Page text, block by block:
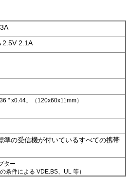
2.5V 2.1A
" x0.44」（120x60x11mm）
準の受信機が付いているすべての携帯
ター
の条件による VDE.BS、UL 等）